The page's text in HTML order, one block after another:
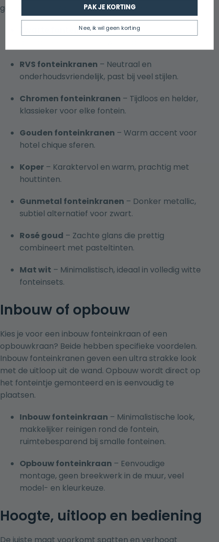
goud voor een zachte, luxe touch in een licht toilet.
Zwarte fonteinkranen– Stoer en modern,
RVS fonteinkranen – Neutraal en
onderhoudsvriendelijk, past bij veel stijlen.
Chromen fonteinkranen – Tijdloos en helder,
klassieker voor elke fontein.
Gouden fonteinkranen – Warm accent voor
hotel chique sferen.
Koper – Karaktervol en warm, prachtig met
houttinten.
Gunmetal fonteinkranen – Donker metallic,
subtiel alternatief voor zwart.
Rosé goud – Zachte glans die prettig
combineert met pasteltinten.
Mat wit – Minimalistisch, ideaal in volledig witte
fonteinsets.
Inbouw of opbouw
Kies je voor een inbouw fonteinkraan of een
opbouwkraan? Beide hebben specifieke voordelen.
Inbouw fonteinkranen geven een ultra strakke look
met de uitloop uit de wand. Opbouw wordt direct op
het fonteintje gemonteerd en is eenvoudig te
plaatsen.
Inbouw fonteinkraan – Minimalistische look,
makkelijker reinigen rond de fontein,
ruimtebesparend bij smalle fonteinen.
Opbouw fonteinkraan – Eenvoudige
montage, geen breekwerk in de muur, veel
model- en kleurkeuze.
Hoogte, uitloop en bediening
De juiste maat voorkomt spatten en verhoogt
PAK JE KORTING
Nee, ik wil geen korting